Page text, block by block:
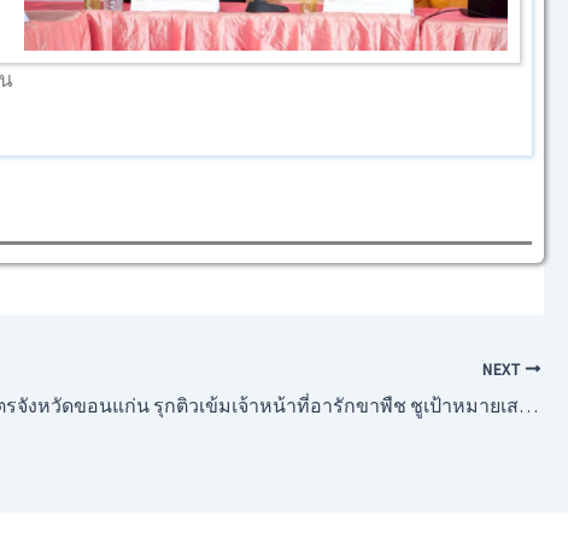
NEXT
หวัดขอนแก่น รุกติวเข้มเจ้าหน้าที่อารักขาพืช ชูเป้าหมายเสริมแกร่งเครือข่ายระดับอำเภอ ช่วยเหลือเกษตรกรปี 69